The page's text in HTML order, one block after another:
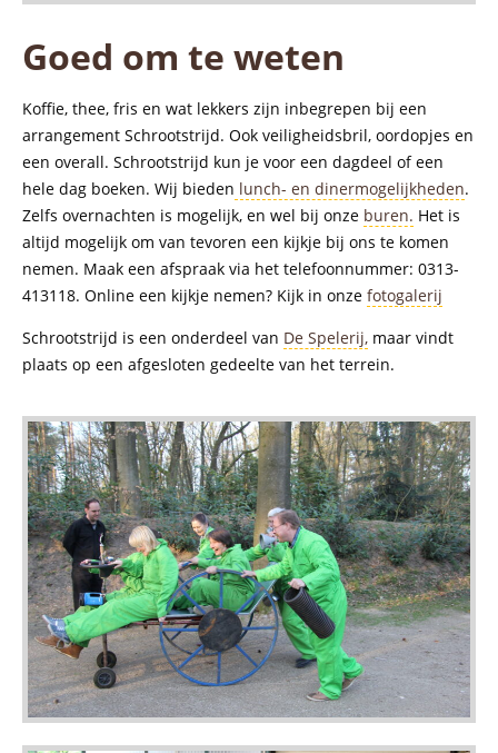
Goed om te weten
Koffie, thee, fris en wat lekkers zijn inbegrepen bij een
arrangement Schrootstrijd. Ook veiligheidsbril, oordopjes en
een overall. Schrootstrijd kun je voor een dagdeel of een
hele dag boeken. Wij bieden lunch- en dinermogelijkheden.
Zelfs overnachten is mogelijk, en wel bij onze buren. Het is
altijd mogelijk om van tevoren een kijkje bij ons te komen
nemen. Maak een afspraak via het telefoonnummer: 0313-
413118. Online een kijkje nemen? Kijk in onze fotogalerij
Schrootstrijd is een onderdeel van De Spelerij, maar vindt
plaats op een afgesloten gedeelte van het terrein.